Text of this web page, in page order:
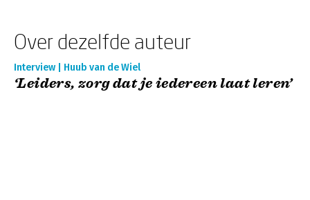
Over dezelfde auteur
Interview | Huub van de Wiel
‘Leiders, zorg dat je iedereen laat leren’